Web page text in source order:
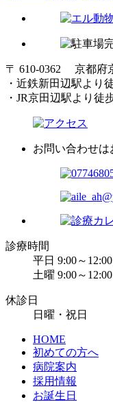
〒 610-0362 京都府
・近鉄新田辺駅より
・JR京田辺駅より徒
お問い合わせは
診療時間
平日 9:00～
土曜 9:00～
休診日
日曜・祝日
HOME
初めての方へ
病院案内
採用情報
お誕生日